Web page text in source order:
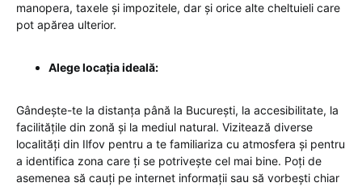
manopera, taxele și impozitele, dar și orice alte cheltuieli care
pot apărea ulterior.
Alege locația ideală:
Gândește-te la distanța până la București, la accesibilitate, la
facilitățile din zonă și la mediul natural. Vizitează diverse
localități din Ilfov pentru a te familiariza cu atmosfera și pentru
a identifica zona care ți se potrivește cel mai bine. Poți de
asemenea să cauți pe internet informații sau să vorbești chiar